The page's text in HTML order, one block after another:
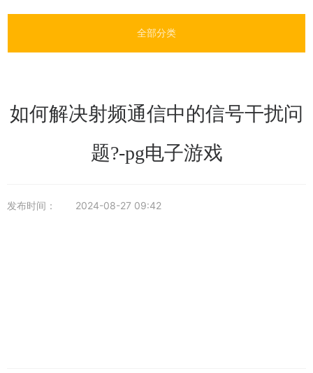
全部分类
如何解决射频通信中的信号干扰问
题?-pg电子游戏
发布时间： 2024-08-27 09:42